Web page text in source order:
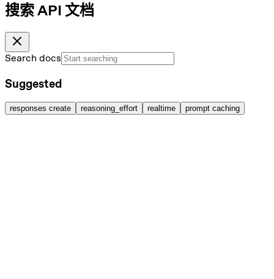
搜索 API 文档
Search docs
Suggested
responses create reasoning_effort realtime prompt caching